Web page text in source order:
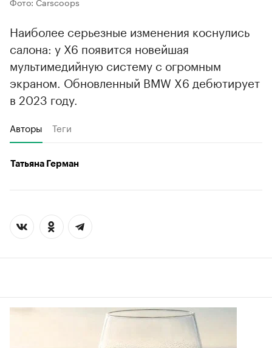
Наиболее серьезные изменения коснулись
салона: у Х6 появится новейшая
мультимедийную систему с огромным
экраном. Обновленный BMW X6 дебютирует
в 2023 году.
Авторы Теги
Татьяна Герман